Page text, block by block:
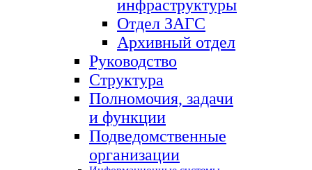
инфраструктуры
Отдел ЗАГС
Архивный отдел
Руководство
Структура
Полномочия, задачи
и функции
Подведомственные
организации